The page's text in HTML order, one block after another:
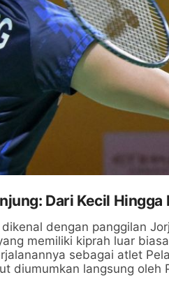
Dari Kecil
dengan panggilan
memiliki kiprah luar
sebagai atlet
diumumkan langsung oleh